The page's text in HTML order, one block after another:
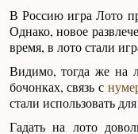
В Россию игра Лото
Однако, новое
время, в лото стали
Видимо, тогда же на
бочонках, связь с
стали использовать
Гадать на лото